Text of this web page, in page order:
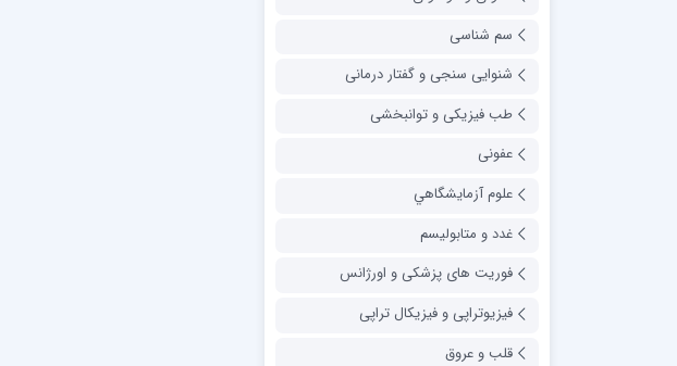
سم شناسی
شنوایی سنجی و گفتار درمانی
طب فیزیکی و توانبخشی
عفونی
علوم آزمايشگاهي
غدد و متابولیسم
فوریت های پزشکی و اورژانس
فیزیوتراپی و فیزیکال تراپی
قلب و عروق